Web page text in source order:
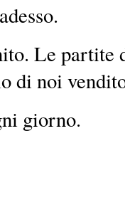
Le
di noi
giorno.